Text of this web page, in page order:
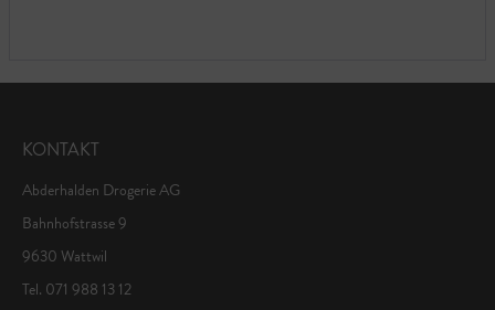
KONTAKT
Abderhalden Drogerie AG
Bahnhofstrasse 9
9630 Wattwil
Tel. 071 988 13 12